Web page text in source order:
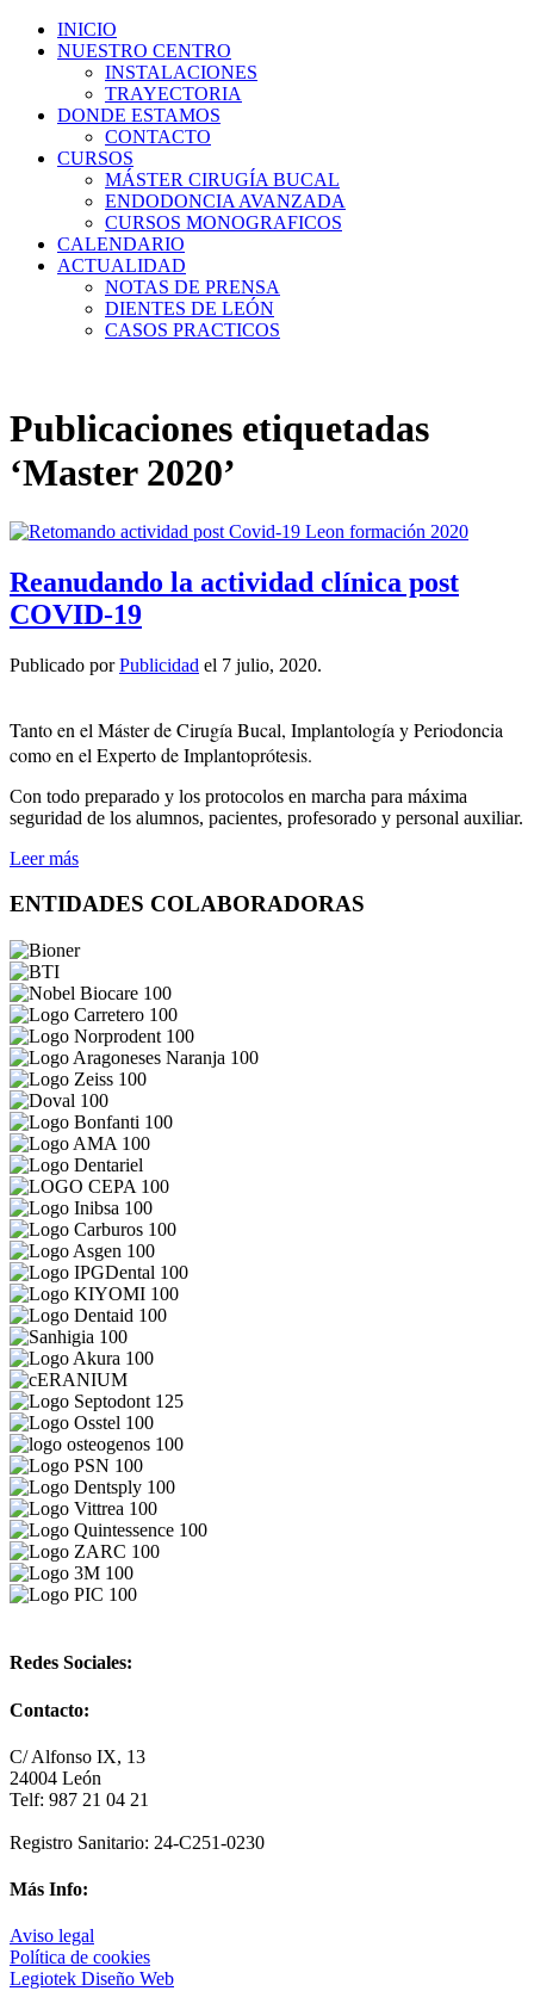
INICIO
NUESTRO CENTRO
INSTALACIONES
TRAYECTORIA
DONDE ESTAMOS
CONTACTO
CURSOS
MÁSTER CIRUGÍA BUCAL
ENDODONCIA AVANZADA
CURSOS MONOGRAFICOS
CALENDARIO
ACTUALIDAD
NOTAS DE PRENSA
DIENTES DE LEÓN
CASOS PRACTICOS
Publicaciones etiquetadas
‘Master 2020’
Reanudando la actividad clínica post
COVID-19
Publicado porPublicidad el 7 julio, 2020.
Tanto en el Máster de Cirugía Bucal, Implantología y Periodoncia
como en el Experto de Implantoprótesis.
Con todo preparado y los protocolos en marcha para máxima
seguridad de los alumnos, pacientes, profesorado y personal auxiliar.
Leer más
ENTIDADES COLABORADORAS
Redes Sociales:
Contacto:
C/ Alfonso IX, 13
24004 León
Telf: 987 21 04 21
Registro Sanitario: 24-C251-0230
Más Info:
Aviso legal
Política de cookies
Legiotek Diseño Web